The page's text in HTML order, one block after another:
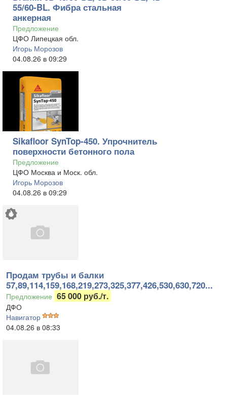
55/60-BL. Фибра стальная
анкерная
Предложение
ЦФО Липецкая обл.
Игорь Морозов
04.08.26 в 09:29
Sikafloor SynTop-450. Упрочнитель
поверхности бетонного пола
Предложение
ЦФО Москва и Моск. обл.
Игорь Морозов
04.08.26 в 09:29
Продам трубы и балки
57,89,114,159,168,219,273,325,377,426,530,630,720...
Предложение 65 000 руб./т.
ДФО
Навигатор
04.08.26 в 08:33